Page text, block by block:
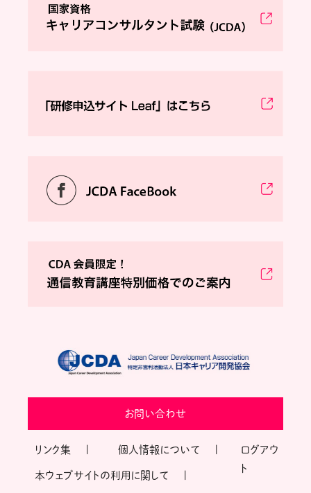
お問い合わせ
リンク集 個人情報について
本ウェブサイトの利用に関して
ログアウ
ト